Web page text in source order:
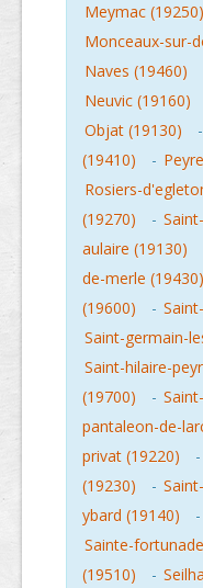
Meymac (19250)
Monceaux-sur-
Naves (19460)
Neuvic (19160)
Objat (19130)
-
(19410)
-
Rosiers-
(19270)
-
aulaire (19130)
de-merle (19430)
(19600)
-
Saint-germain-
Saint-hilaire-
(19700)
-
pantaleon-de-
privat (19220)
-
(19230)
-
ybard (19140)
-
Sainte-
(19510)
-